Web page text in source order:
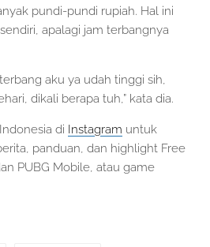
pundi-pundi rupiah. Hal ini
apalagi jam terbangnya
aku ya udah tinggi sih,
dikali berapa tuh,” kata dia.
di Instagram untuk
panduan, dan highlight Free
PUBG Mobile, atau game